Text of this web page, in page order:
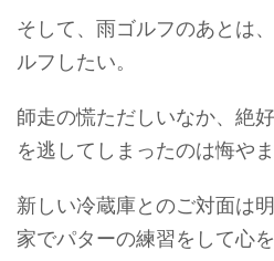
そして、雨ゴルフのあとは
ルフしたい。
師走の慌ただしいなか、絶
を逃してしまったのは悔や
新しい冷蔵庫とのご対面は
家でパターの練習をして心を